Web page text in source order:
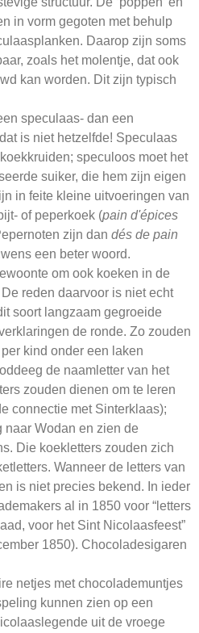
in vorm gegoten met behulp
Daarop zijn soms
zoals het molentje, dat ook
kan worden. Dit zijn typisch
speculaas- dan een
is niet hetzelfde! Speculaas
speculoos moet het
suiker, die hem zijn eigen
in feite kleine uitvoeringen van
of peperkoek (pain d'épices
zijn dan dés de pain
een beter woord.
om ook koeken in de
reden daarvoor is niet echt
soort langzaam gegroeide
de ronde. Zo zouden
kind onder een laken
de naamletter van het
zouden dienen om te leren
connectie met Sinterklaas);
Wodan en zien de
Die koekletters zouden zich
Wanneer de letters van
is niet precies bekend. In ieder
al in 1850 voor “letters
voor het Sint Nicolaasfeest”
1850). Chocoladesigaren
netjes met chocolademuntjes
kunnen zien op een
uit de vroege